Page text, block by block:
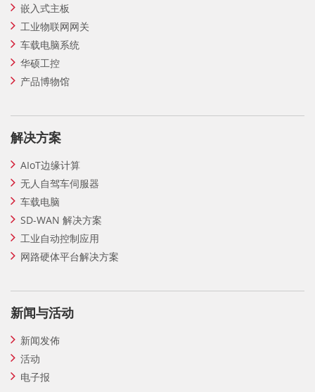
嵌入式主板
工业物联网网关
车载电脑系统
华硕工控
产品博物馆
解决方案
AIoT边缘计算
无人自驾车伺服器
车载电脑
SD-WAN 解决方案
工业自动控制应用
网路硬体平台解决方案
新闻与活动
新闻发佈
活动
电子报